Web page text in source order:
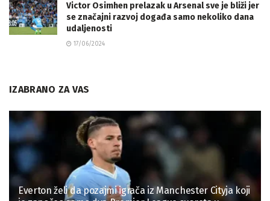
Victor Osimhen prelazak u Arsenal sve je bliži jer
se značajni razvoj događa samo nekoliko dana
udaljenosti
17/06/2024
IZABRANO ZA VAS
Everton želi da pozajmi igrača iz Manchester Cityja koji